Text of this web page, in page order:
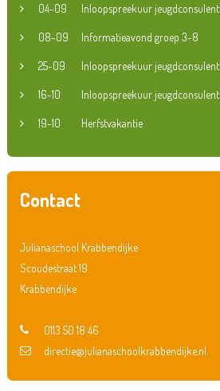
04-09 Inloopspreekuur jeugdconsulent
08-09 Informatieavond groep 3-8
25-09 Inloopspreekuur jeugdconsulent
16-10 Inloopspreekuur jeugdconsulent
19-10 Herfstvakantie
Contact
Julianaschool Krabbendijke
Scoudestraat 19
Krabbendijke
0113 50 18 46
directie@julianaschoolkrabbendijke.nl